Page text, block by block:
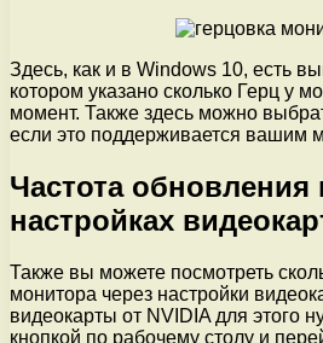
Здесь, как и в Windows 10, есть
котором указано сколько Герц у
момент. Также здесь можно
если это поддерживается вашим
Частота
настройках
Также вы можете посмотреть
монитора через настройки
видеокарты от NVIDIA для этого
кнопкой по рабочему столу и